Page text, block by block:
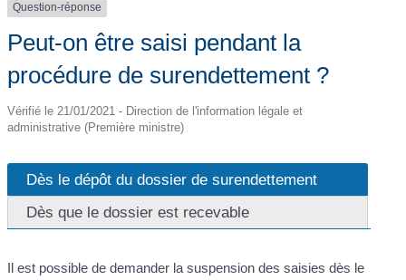
Question-réponse
Peut-on être saisi pendant la
procédure de surendettement ?
Vérifié le 21/01/2021 - Direction de l'information légale et
administrative (Première ministre)
Dès le dépôt du dossier de surendettement
Dès que le dossier est recevable
Il est possible de demander la suspension des saisies dès le